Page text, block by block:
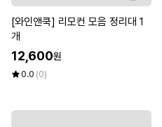
[와인앤쿡] 리모컨 모음 정리대 1
개
12,600원
0.0 (0)